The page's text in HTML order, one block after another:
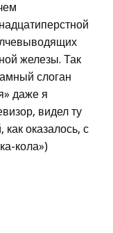
железы. Так
слоган
даже я
видел ту
оказалось, с
кола»)